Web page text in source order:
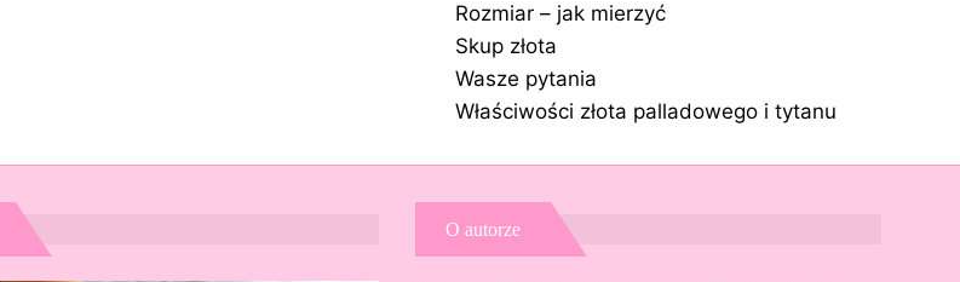
Rozmiar – jak mierzyć
Skup złota
Wasze pytania
Właściwości złota palladowego i tytanu
O autorze